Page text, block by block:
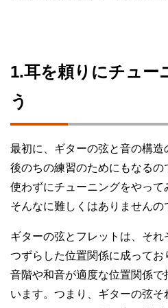
1.耳を頼りにチュー
う
最初に、ギターの弦と音の構
後のちの練習のためにもなる
使わずにチューニングをやって
そんなに難しくはありませんの
ギターの弦とフレットは、そ
つずらした位置関係に成って
音階や和音が適度な位置関係
います。つまり、ギターの弦